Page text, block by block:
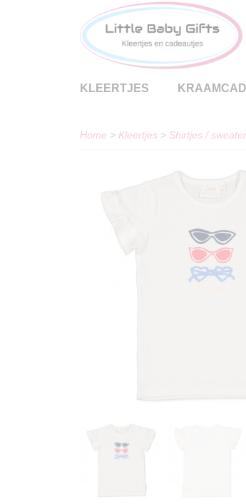
KLEERTJES
Home > Kleertjes > Shirtjes /